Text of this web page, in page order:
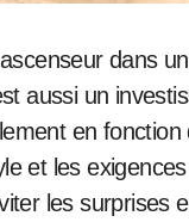
aussi un
en
et les
les surprises